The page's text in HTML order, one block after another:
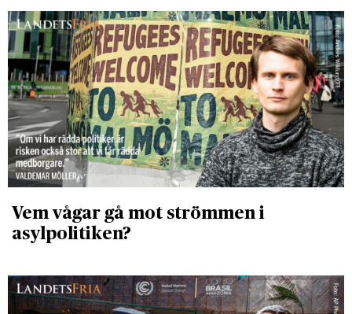
Vem vågar gå mot strömmen i
asylpolitiken?